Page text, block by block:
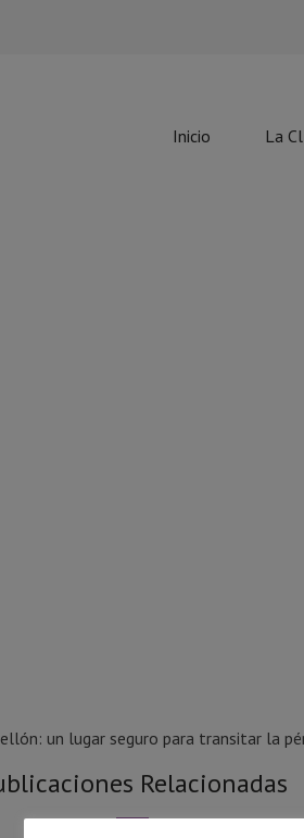
Inicio La
un lugar seguro para transitar la
Relacionadas